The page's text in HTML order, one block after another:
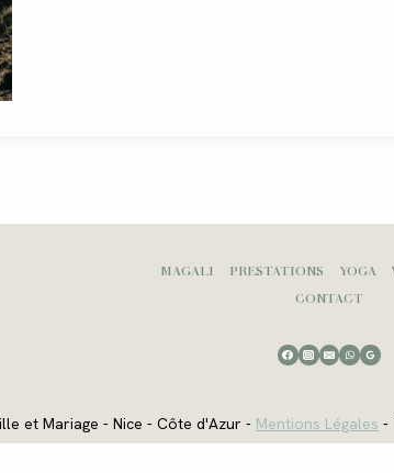
MAGALI PRESTATIONS YOGA
CONTACT
et Mariage - Nice - Côte d'Azur - Mentions Légales -